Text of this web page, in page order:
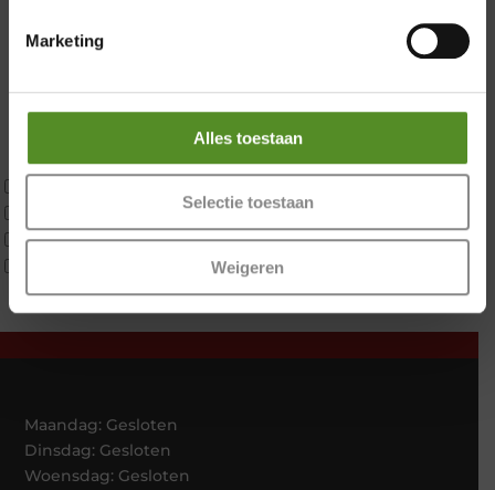
Marketing
Alles toestaan
Selectie toestaan
Weigeren
Twijfelaar
Koudschuim
Traagschuim
Tweepersoons 1 kern product
Tweepersoons 2 kernen
Webshop Only Collectie
Maandag: Gesloten
Dinsdag: Gesloten
Woensdag: Gesloten